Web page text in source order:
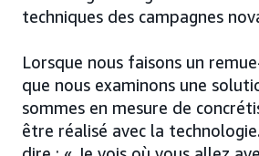
techniques des campagnes
Lorsque nous faisons un
que nous examinons une
sommes en mesure de
être réalisé avec la